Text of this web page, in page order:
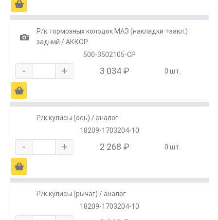
Ä
1
Р/к тормозных колодок МАЗ (накладки +закл.)
задний / АККОР
500-3502105-СР
- + 3 034 ₽ 0 шт.
Ä
Р/к кулисы (ось) / аналог
18209-1703204-10
- + 2 268 ₽ 0 шт.
Ä
Р/к кулисы (рычаг) / аналог
18209-1703204-10